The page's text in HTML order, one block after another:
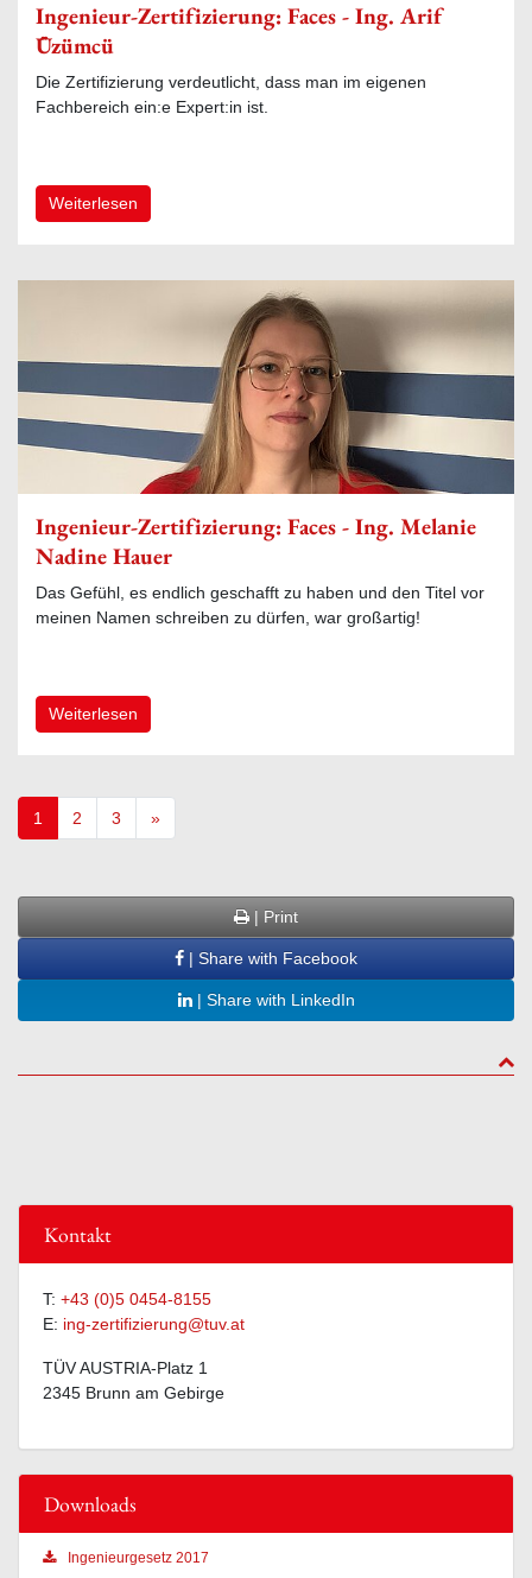
Ingenieur-Zertifizierung: Faces - Ing. Arif
Üzümcü
Die Zertifizierung verdeutlicht, dass man im eigenen
Fachbereich ein:e Expert:in ist.
Weiterlesen
Ingenieur-Zertifizierung: Faces - Ing. Melanie
Nadine Hauer
Das Gefühl, es endlich geschafft zu haben und den Titel vor
meinen Namen schreiben zu dürfen, war großartig!
Weiterlesen
1 2 3 »
| Print
| Share with Facebook
| Share with LinkedIn
to
Kontakt
T: +43 (0)5 0454-8155
E: ing-zertifizierung@tuv.at
TÜV AUSTRIA-Platz 1
2345 Brunn am Gebirge
Downloads
Ingenieurgesetz 2017